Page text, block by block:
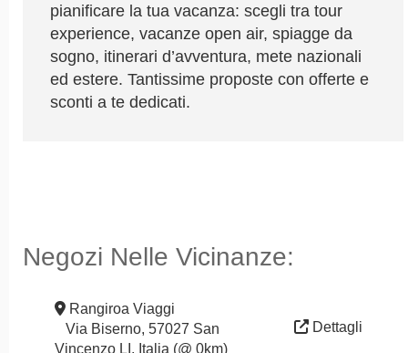
pianificare la tua vacanza: scegli tra tour
experience, vacanze open air, spiagge da
sogno, itinerari d’avventura, mete nazionali
ed estere. Tantissime proposte con offerte e
sconti a te dedicati.
Negozi Nelle Vicinanze:
Rangiroa Viaggi
Via Biserno, 57027 San
Vincenzo LI, Italia (@ 0km)
Dettagli